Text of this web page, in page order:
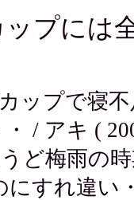
プには
ップで寝不
/ アキ (
ど梅雨の時
にすれ違い